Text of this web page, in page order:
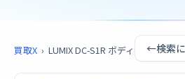
買取X › LUMIX DC-S1R ボディ ←検索